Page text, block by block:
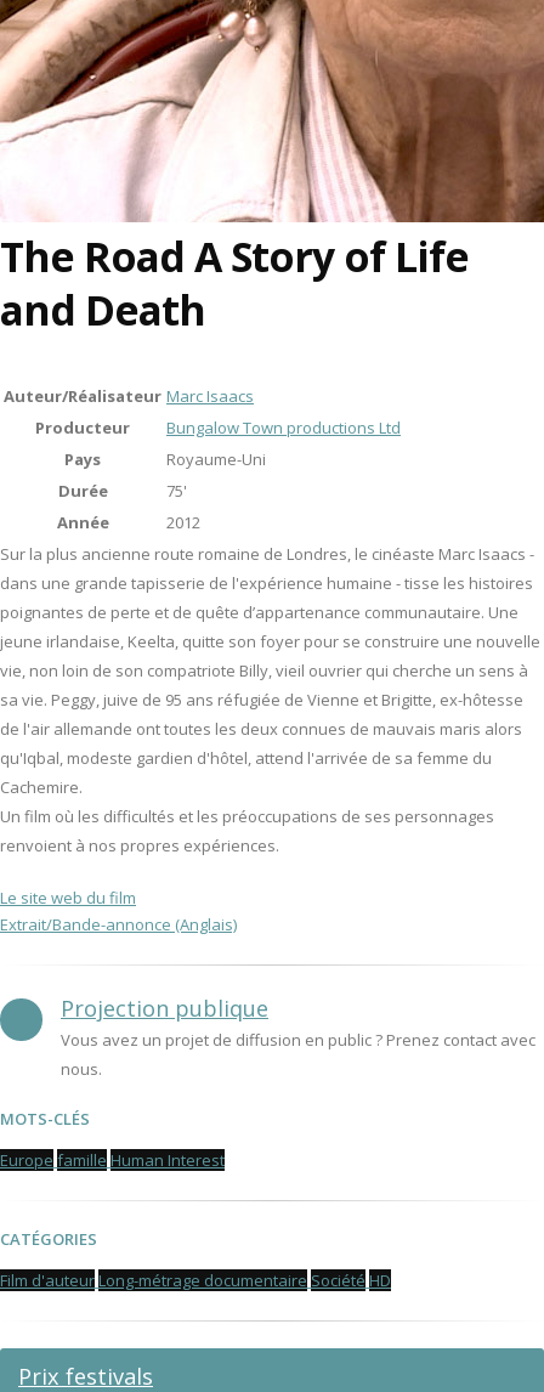
The Road A Story of Life
and Death
Auteur/Réalisateur Marc Isaacs
Producteur
Bungalow Town productions Ltd
Pays
Royaume-Uni
Durée
75'
Année
2012
Sur la plus ancienne route romaine de Londres, le cinéaste Marc Isaacs -
dans une grande tapisserie de l'expérience humaine - tisse les histoires
poignantes de perte et de quête d’appartenance communautaire. Une
jeune irlandaise, Keelta, quitte son foyer pour se construire une nouvelle
vie, non loin de son compatriote Billy, vieil ouvrier qui cherche un sens à
sa vie. Peggy, juive de 95 ans réfugiée de Vienne et Brigitte, ex-hôtesse
de l'air allemande ont toutes les deux connues de mauvais maris alors
qu'Iqbal, modeste gardien d'hôtel, attend l'arrivée de sa femme du
Cachemire.
Un film où les difficultés et les préoccupations de ses personnages
renvoient à nos propres expériences.
Le site web du film
Extrait/Bande-annonce (Anglais)
Projection publique
Vous avez un projet de diffusion en public ? Prenez contact avec
nous.
MOTS-CLÉS
Europe famille Human Interest
CATÉGORIES
Film d'auteur Long-métrage documentaire Société HD
Prix festivals